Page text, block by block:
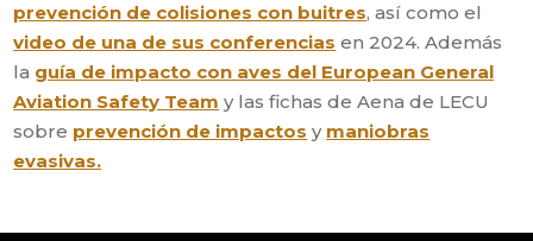
prevención de colisiones con buitres, así como el
video de una de sus conferencias en 2024. Además
la guía de impacto con aves del European General
Aviation Safety Team y las fichas de Aena de LECU
sobre prevención de impactos y maniobras
evasivas.